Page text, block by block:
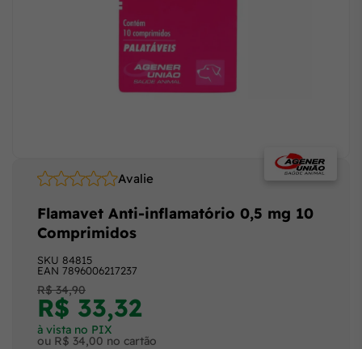
Avalie
SKU 84815
EAN 7896006217237
Flamavet Anti-inflamatório 0,5 mg 10
Comprimidos
R$ 34,90
R$ 33,32
à vista no PIX
ou R$ 34,00 no cartão